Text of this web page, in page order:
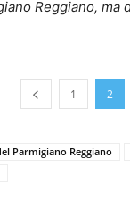
Reggiano, ma
1 2
Parmigiano Reggiano